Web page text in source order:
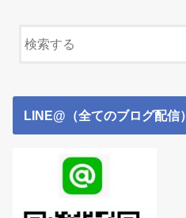
LINE@（全てのブログ配信）